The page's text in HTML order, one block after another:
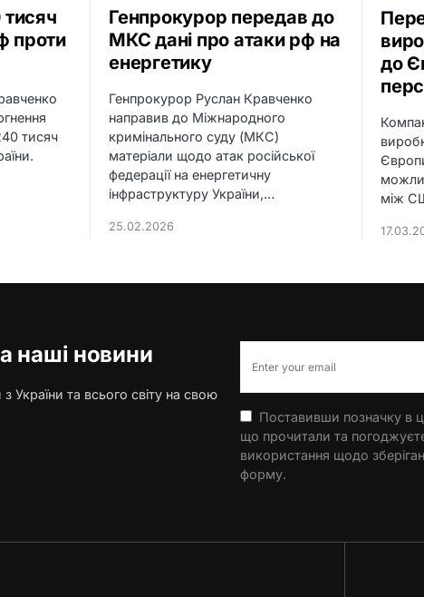
проти
тисяч
Генпрокурор передав до
МКС дані про атаки рф на
енергетику
Генпрокурор Руслан Кравченко
направив до Міжнародного
кримінального суду (МКС)
матеріали щодо атак російської
федерації на енергетичну
інфраструктуру України,…
25.02.2026
до
між
наші новини
України та всього світу на свою
Поставивши позначку в
що прочитали та
використання щодо
форму.